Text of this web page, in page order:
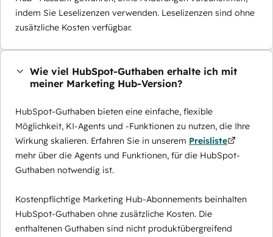
indem Sie Leselizenzen verwenden. Leselizenzen sind ohne
zusätzliche Kosten verfügbar.
Wie viel HubSpot-Guthaben erhalte ich mit
meiner Marketing Hub-Version?
HubSpot-Guthaben bieten eine einfache, flexible
Möglichkeit, KI-Agents und -Funktionen zu nutzen, die Ihre
Wirkung skalieren. Erfahren Sie in unserem Preisliste
mehr über die Agents und Funktionen, für die HubSpot-
Guthaben notwendig ist.
Kostenpflichtige Marketing Hub-Abonnements beinhalten
HubSpot-Guthaben ohne zusätzliche Kosten. Die
enthaltenen Guthaben sind nicht produktübergreifend